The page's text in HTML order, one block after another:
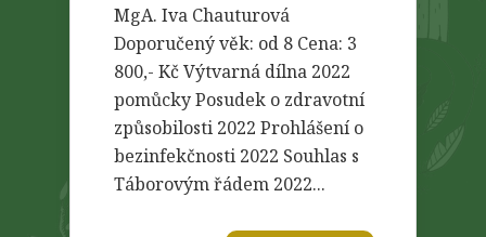
MgA. Iva Chauturová
Doporučený věk: od 8 Cena: 3
800,- Kč Výtvarná dílna 2022
pomůcky Posudek o zdravotní
způsobilosti 2022 Prohlášení o
bezinfekčnosti 2022 Souhlas s
Táborovým řádem 2022...